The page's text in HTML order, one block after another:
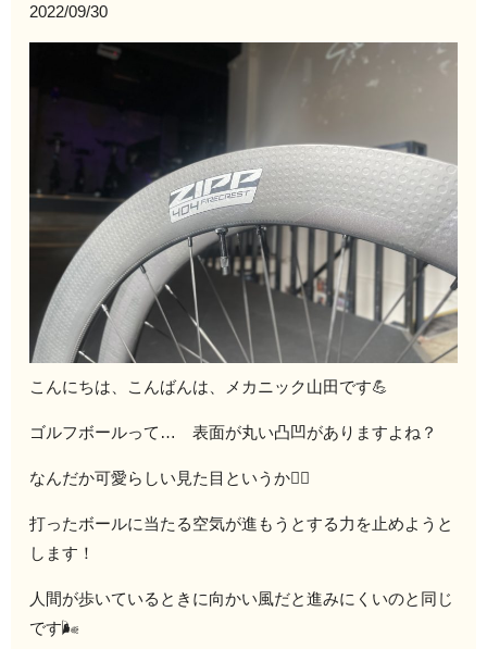
2022/09/30
こんにちは、こんばんは、メカニック山田です💪
ゴルフボールって… 表面が丸い凸凹がありますよね？
なんだか可愛らしい見た目というか🏌️‍♂️
打ったボールに当たる空気が進もうとする力を止めようと
します！
人間が歩いているときに向かい風だと進みにくいのと同じ
です🌬